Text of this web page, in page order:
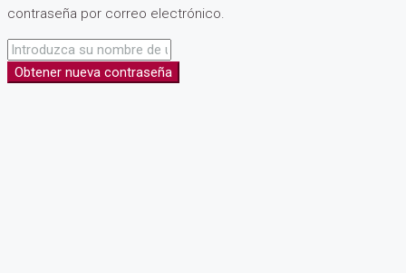
contraseña por correo electrónico.
Obtener nueva contraseña